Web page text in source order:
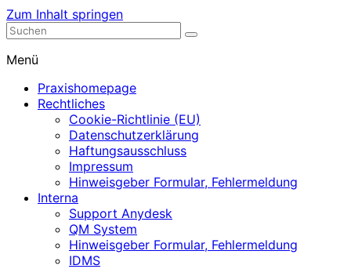
Zum Inhalt springen
Nephrologische Praxis mit Dialyse
Menü
Praxishomepage
Rechtliches
Cookie-Richtlinie (EU)
Datenschutzerklärung
Haftungsausschluss
Impressum
Hinweisgeber Formular, Fehlermeldung
Interna
Support Anydesk
QM System
Hinweisgeber Formular, Fehlermeldung
IDMS